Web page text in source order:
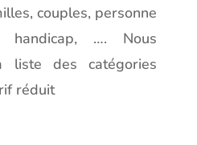
couples, personne
…. Nous
liste des catégories
réduit